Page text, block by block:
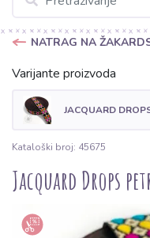
NATRAG NA
Varijante proizvoda
JACQUARD
Kataloški broj: 45675
Jacquard Drops